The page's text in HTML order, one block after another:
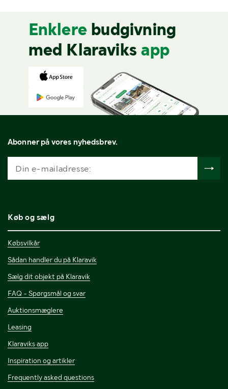
Enklere budgivning
med Klaraviks app
Abonner på vores nyhedsbrev.
Køb og sælg
Købsvilkår
Sådan handler du på Klaravik
Sælg dit objekt på Klaravik
FAQ - Spørgsmål og svar
Auktionsmæglere
Leasing
Klaraviks app
Inspiration og artikler
Frequently asked questions